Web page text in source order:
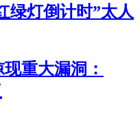
绿灯倒计时”太人
重大漏洞：